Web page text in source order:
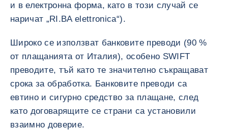
и в електронна форма, като в този случай се
наричат „RI.BA elettronica“).
Широко се използват банковите преводи (90 %
от плащанията от Италия), особено SWIFT
преводите, тъй като те значително съкращават
срока за обработка. Банковите преводи са
евтино и сигурно средство за плащане, след
като договарящите се страни са установили
взаимно доверие.